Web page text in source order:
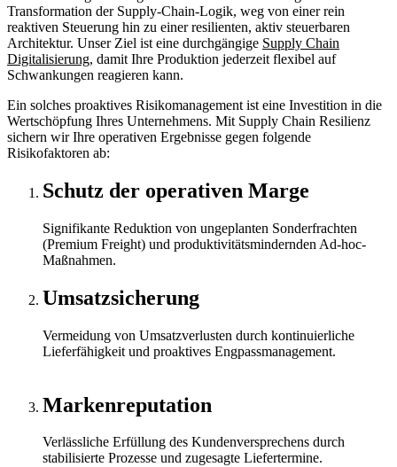
Transformation der Supply-Chain-Logik, weg von einer rein
reaktiven Steuerung hin zu einer resilienten, aktiv steuerbaren
Architektur. Unser Ziel ist eine durchgängige Supply Chain
Digitalisierung, damit Ihre Produktion jederzeit flexibel auf
Schwankungen reagieren kann.
Ein solches proaktives Risikomanagement ist eine Investition in die
Wertschöpfung Ihres Unternehmens. Mit Supply Chain Resilienz
sichern wir Ihre operativen Ergebnisse gegen folgende
Risikofaktoren ab:
Schutz der operativen Marge
Signifikante Reduktion von ungeplanten Sonderfrachten
(Premium Freight) und produktivitätsmindernden Ad-hoc-
Maßnahmen.
Umsatzsicherung
Vermeidung von Umsatzverlusten durch kontinuierliche
Lieferfähigkeit und proaktives Engpassmanagement.
Markenreputation
Verlässliche Erfüllung des Kundenversprechens durch
stabilisierte Prozesse und zugesagte Liefertermine.